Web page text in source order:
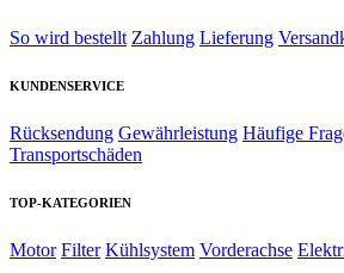
So wird bestellt Zahlung Lieferung
KUNDENSERVICE
Rücksendung Gewährleistung Häufige
Transportschäden
TOP-KATEGORIEN
Motor Filter Kühlsystem Vorderachse